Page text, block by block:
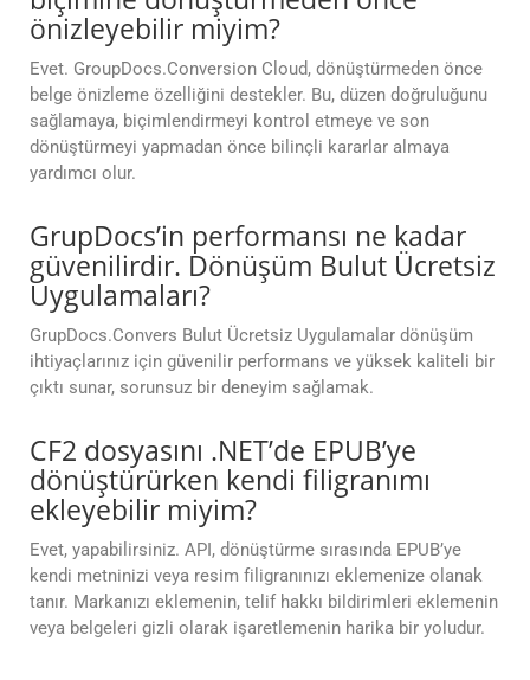
önizleyebilir miyim?
Evet. GroupDocs.Conversion Cloud, dönüştürmeden önce
belge önizleme özelliğini destekler. Bu, düzen doğruluğunu
sağlamaya, biçimlendirmeyi kontrol etmeye ve son
dönüştürmeyi yapmadan önce bilinçli kararlar almaya
yardımcı olur.
GrupDocs’in performansı ne kadar
güvenilirdir. Dönüşüm Bulut Ücretsiz
Uygulamaları?
GrupDocs.Convers Bulut Ücretsiz Uygulamalar dönüşüm
ihtiyaçlarınız için güvenilir performans ve yüksek kaliteli bir
çıktı sunar, sorunsuz bir deneyim sağlamak.
CF2 dosyasını .NET’de EPUB’ye
dönüştürürken kendi filigranımı
ekleyebilir miyim?
Evet, yapabilirsiniz. API, dönüştürme sırasında EPUB’ye
kendi metninizi veya resim filigranınızı eklemenize olanak
tanır. Markanızı eklemenin, telif hakkı bildirimleri eklemenin
veya belgeleri gizli olarak işaretlemenin harika bir yoludur.